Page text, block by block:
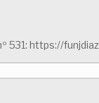
531: https://